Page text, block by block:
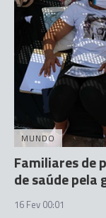
MUNDO
Familiares de
de saúde pela
16 Fev 00:01